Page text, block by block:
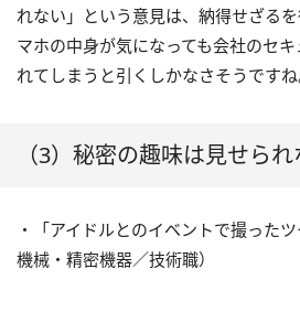
れない」という意見は、納得せざる
マホの中身が気になっても会社のセ
れてしまうと引くしかなさそうですね
（3）秘密の趣味は見せら
・「アイドルとのイベントで撮った
機械・精密機器／技術職）